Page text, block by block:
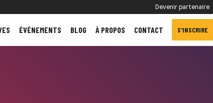
Devenir partenaire
ÉVÉNEMENTS BLOG À PROPOS CONTACT S'INSCRIRE